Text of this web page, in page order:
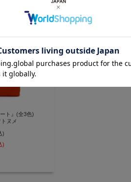
ト』(全3色)
ヌメ
ニサイズ A5
クトレザート
アジリティ
(0785)
)
)